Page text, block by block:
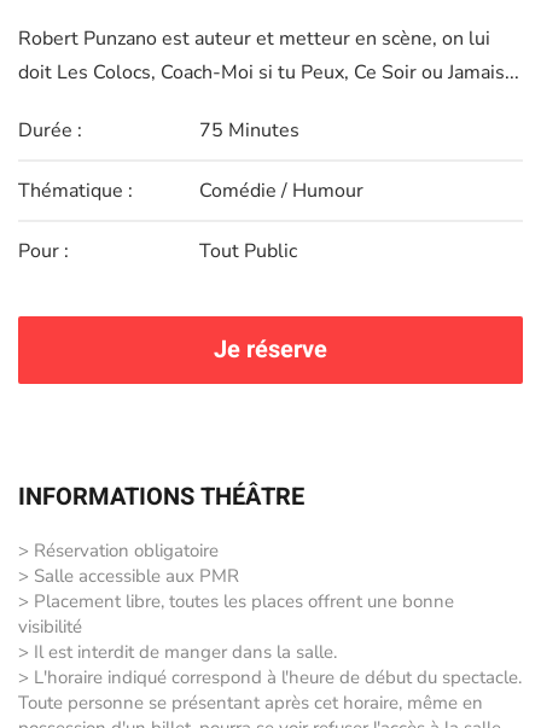
Robert Punzano est auteur et metteur en scène, on lui
doit Les Colocs, Coach-Moi si tu Peux, Ce Soir ou Jamais...
Durée : 75 Minutes
Thématique : Comédie / Humour
Pour : Tout Public
Je réserve
INFORMATIONS THÉÂTRE
> Réservation obligatoire
> Salle accessible aux PMR
> Placement libre, toutes les places offrent une bonne
visibilité
> Il est interdit de manger dans la salle.
> L'horaire indiqué correspond à l'heure de début du spectacle.
Toute personne se présentant après cet horaire, même en